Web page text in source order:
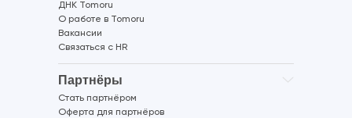
ДНК Tomoru
О работе в Tomoru
Вакансии
Связаться с HR
Партнёры
Стать партнёром
Оферта для партнёров